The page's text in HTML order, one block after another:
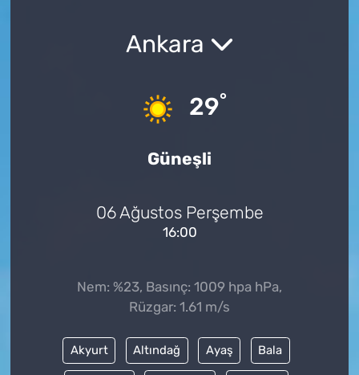
Ankara
29°
Güneşli
06 Ağustos Perşembe
16:00
Nem: %23, Basınç: 1009 hpa hPa,
Rüzgar: 1.61 m/s
Akyurt Altındağ Ayaş Bala